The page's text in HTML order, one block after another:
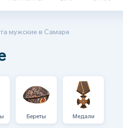
мужские в Самаре
Береты Медали